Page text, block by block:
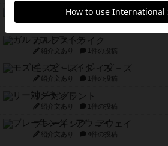
ダイススローン
紹介文なし 1件の投稿
ガルフストライク
紹介文あり 1件の投稿
モズビ－ズ・レイダ－ズ
紹介文あり 1件の投稿
リー対グラント
紹介文あり 1件の投稿
ブレーキング・アウェイ
紹介文あり 4件の投稿